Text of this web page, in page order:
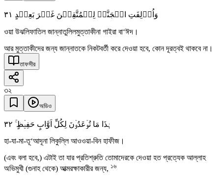
وَاُزۡلِفَتِ الۡجَنَّۃُ لِلۡمُتَّقِیۡنَ غَیۡرَ بَعِیۡدٍ ٣١
ওয়া উঝলিফাতিল জান্নাতুলিলমুত্তাকীনা গাইরা বা‘ঈদ।
আর মুত্তাকীদের জন্য জান্নাতকে নিকটবর্তী করে দেওয়া হবে, কোন দূরত্বই থাকবে না।
তাফসীর
৩২
অডিও
ہٰذَا مَا تُوۡعَدُوۡنَ لِکُلِّ اَوَّابٍ حَفِیۡظٍ ۚ ٣٢
হা-যা-মা-তূ‘আদূনা লিকুল্লি আওওয়া-বিন হাফীজ।
(এবং বলা হবে,) এটাই তা যার প্রতিশ্রুতি তোমাদেরকে দেওয়া হত প্রত্যেক আল্লাহ
অভিমুখী (গুনাহ থেকে) আত্মরক্ষাকারীর জন্য, ১৬